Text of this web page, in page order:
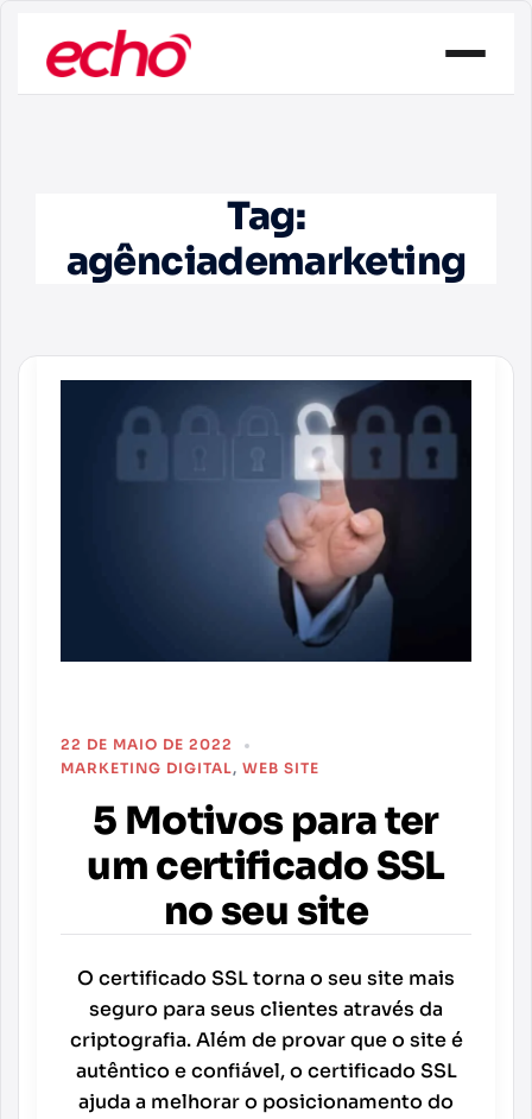
Tag:
agênciademarketing
22 DE MAIO DE 2022
MARKETING DIGITAL, WEB SITE
5 Motivos para ter
um certificado SSL
no seu site
O certificado SSL torna o seu site mais
seguro para seus clientes através da
criptografia. Além de provar que o site é
autêntico e confiável, o certificado SSL
ajuda a melhorar o posicionamento do